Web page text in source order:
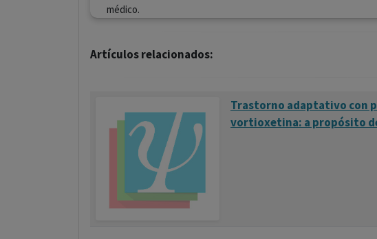
médico.
Artículos relacionados:
Trastorno adaptativo con
vortioxetina: a propósito